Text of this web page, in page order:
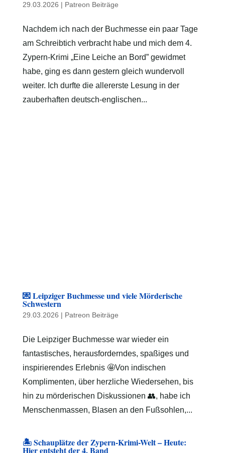
29.03.2026 | Patreon Beiträge
Nachdem ich nach der Buchmesse ein paar Tage
am Schreibtich verbracht habe und mich dem 4.
Zypern-Krimi „Eine Leiche an Bord” gewidmet
habe, ging es dann gestern gleich wundervoll
weiter. Ich durfte die allererste Lesung in der
zauberhaften deutsch-englischen...
💌 Leipziger Buchmesse und viele Mörderische
Schwestern
29.03.2026 | Patreon Beiträge
Die Leipziger Buchmesse war wieder ein
fantastisches, herausforderndes, spaßiges und
inspirierendes Erlebnis 🤩Von indischen
Komplimenten, über herzliche Wiedersehen, bis
hin zu mörderischen Diskussionen 👥, habe ich
Menschenmassen, Blasen an den Fußsohlen,...
🏝️ Schauplätze der Zypern-Krimi-Welt – Heute:
Hier entsteht der 4. Band